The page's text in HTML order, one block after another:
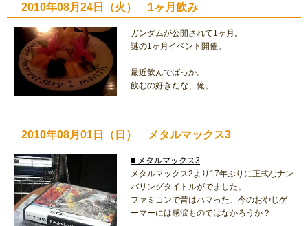
2010年08月24日（火） 1ヶ月飲み
ガンダムが公開されて1ヶ月。
謎の1ヶ月イベント開催。
最近飲んでばっか。
飲むの好きだな、俺。
2010年08月01日（日） メタルマックス3
■ メタルマックス3
メタルマックス2より17年ぶりに正式なナン
バリングタイトルがでました。
ファミコンで昔はハマった、今のおやじゲ
ーマーには感涙ものではなかろうか？